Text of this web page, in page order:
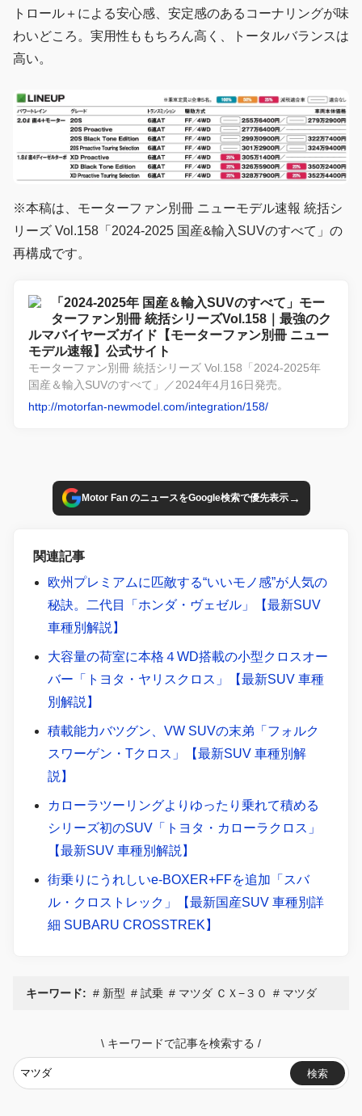
トロール＋による安心感、安定感のあるコーナリングが味
わいどころ。実用性ももちろん高く、トータルバランスは
高い。
※本稿は、モーターファン別冊 ニューモデル速報 統括シ
リーズ Vol.158「2024-2025 国産&輸入SUVのすべて」の
再構成です。
「2024-2025年 国産＆輸入SUVのすべて」モー
ターファン別冊 統括シリーズVol.158｜最強のク
ルマバイヤーズガイド【モーターファン別冊 ニュー
モデル速報】公式サイト
モーターファン別冊 統括シリーズ Vol.158「2024-2025年
国産＆輸入SUVのすべて」／2024年4月16日発売。
http://motorfan-newmodel.com/integration/158/
Motor Fan のニュースをGoogle検索で優先表示→
関連記事
欧州プレミアムに匹敵する“いいモノ感”が人気の
秘訣。二代目「ホンダ・ヴェゼル」【最新SUV
車種別解説】
大容量の荷室に本格４WD搭載の小型クロスオー
バー「トヨタ・ヤリスクロス」【最新SUV 車種
別解説】
積載能力バツグン、VW SUVの末弟「フォルク
スワーゲン・Tクロス」【最新SUV 車種別解
説】
カローラツーリングよりゆったり乗れて積める
シリーズ初のSUV「トヨタ・カローラクロス」
【最新SUV 車種別解説】
街乗りにうれしいe-BOXER+FFを追加「スバ
ル・クロストレック」【最新国産SUV 車種別詳
細 SUBARU CROSSTREK】
キーワード: 新型 試乗 マツダ ＣＸ−３０ マツダ
\ キーワードで記事を検索する /
検索